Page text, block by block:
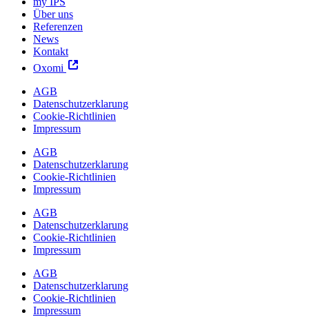
Über uns
Referenzen
News
Kontakt
Oxomi
AGB
Datenschutzerklarung
Cookie-Richtlinien
Impressum
AGB
Datenschutzerklarung
Cookie-Richtlinien
Impressum
AGB
Datenschutzerklarung
Cookie-Richtlinien
Impressum
AGB
Datenschutzerklarung
Cookie-Richtlinien
Impressum